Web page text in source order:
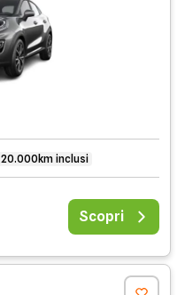
20.000km inclusi
Scopri